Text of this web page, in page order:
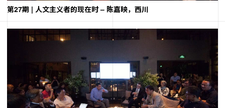
第27期 | 人文主义者的现在时 – 陈嘉映，西川